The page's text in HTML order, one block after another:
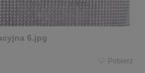
6.jpg
Pobierz